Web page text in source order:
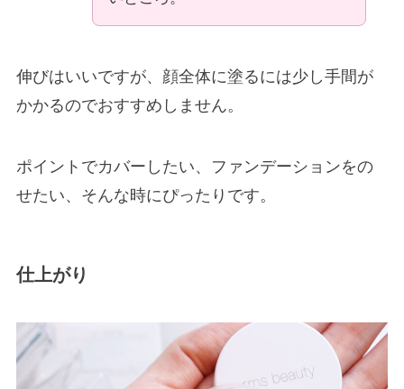
伸びはいいですが、顔全体に塗るには少し手間が
かかるのでおすすめしません。
ポイントでカバーしたい、ファンデーションをの
せたい、そんな時にぴったりです。
仕上がり